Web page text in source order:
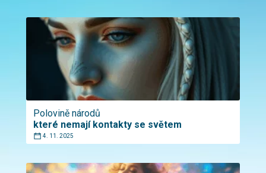
Polovině národů
které nemají kontakty se světem
4. 11. 2025